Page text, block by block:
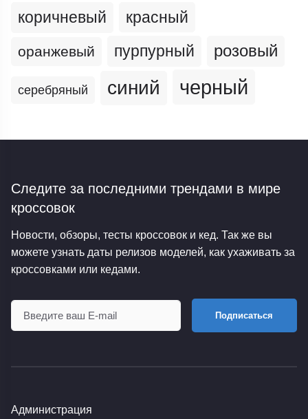
коричневый красный
оранжевый пурпурный розовый
серебряный синий черный
Следите за последними трендами в мире
кроссовок
Новости, обзоры, тесты кроссовок и кед. Так же вы
можете узнать даты релизов моделей, как ухаживать за
кроссовками или кедами.
Подписаться
Администрация